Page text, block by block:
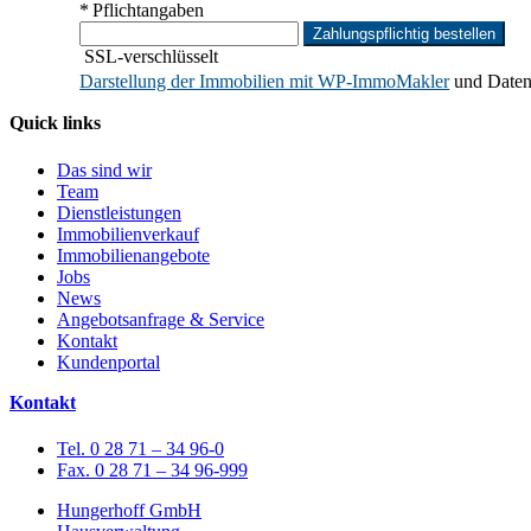
* Pflichtangaben
Zahlungspflichtig bestellen
SSL-verschlüsselt
Darstellung der Immobilien mit WP-ImmoMaklerund
Quick links
Das sind wir
Team
Dienstleistungen
Immobilienverkauf
Immobilienangebote
Jobs
News
Angebotsanfrage & Service
Kontakt
Kundenportal
Kontakt
Tel. 0 28 71 – 34 96-0
Fax. 0 28 71 – 34 96-999
Hungerhoff GmbH